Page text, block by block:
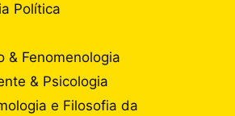
Política
& Fenomenologia
& Psicologia
e Filosofia da